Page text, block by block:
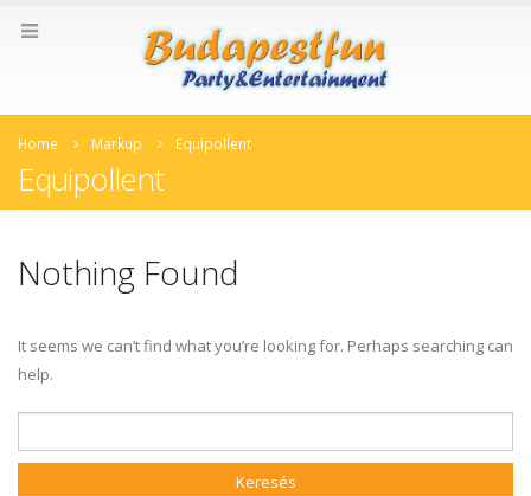
Home Markup Equipollent
Equipollent
Nothing Found
It seems we can’t find what you’re looking for. Perhaps searching can
help.